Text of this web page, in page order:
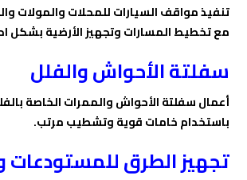
تنفيذ مواقف السيارات للمحلات والمولات
مع تخطيط المسارات وتجهيز الأرضية بشكل
سفلتة الأحواش والفلل
أعمال سفلتة الأحواش والممرات الخاصة
باستخدام خامات قوية وتشطيب مرتب.
تجهيز الطرق للمستودعات